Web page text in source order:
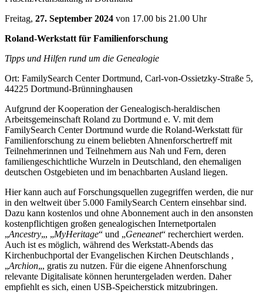
Freitag, 27. September 2024 von 17.00 bis 21.00 Uhr
Roland-Werkstatt für Familienforschung
Tipps und Hilfen rund um die Genealogie
Ort: FamilySearch Center Dortmund, Carl-von-Ossietzky-Straße 5,
44225 Dortmund-Brünninghausen
Aufgrund der Kooperation der Genealogisch-heraldischen
Arbeitsgemeinschaft Roland zu Dortmund e. V. mit dem
FamilySearch Center Dortmund wurde die Roland-Werkstatt für
Familienforschung zu einem beliebten Ahnenforschertreff mit
Teilnehmerinnen und Teilnehmern aus Nah und Fern, deren
familiengeschichtliche Wurzeln in Deutschland, den ehemaligen
deutschen Ostgebieten und im benachbarten Ausland liegen.
Hier kann auch auf Forschungsquellen zugegriffen werden, die nur
in den weltweit über 5.000 FamilySearch Centern einsehbar sind.
Dazu kann kostenlos und ohne Abonnement auch in den ansonsten
kostenpflichtigen großen genealogischen Internetportalen
„Ancestry„, „MyHeritage“ und „Geneanet“ recherchiert werden.
Auch ist es möglich, während des Werkstatt-Abends das
Kirchenbuchportal der Evangelischen Kirchen Deutschlands ,
„Archion„, gratis zu nutzen. Für die eigene Ahnenforschung
relevante Digitalisate können heruntergeladen werden. Daher
empfiehlt es sich, einen USB-Speicherstick mitzubringen.